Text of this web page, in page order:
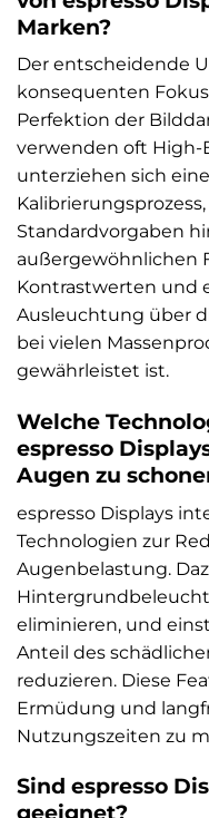
Marken?
Der entscheidende
konsequenten
Perfektion der
verwenden oft High-
unterziehen sich
Standardvorgaben
außergewöhnlichen
Kontrastwerten und
Ausleuchtung über
bei vielen
gewährleistet ist.
Welche
espresso
Augen zu
espresso Displays
Technologien zur
Augenbelastung.
eliminieren, und
Anteil des
reduzieren. Diese
Ermüdung und
Nutzungszeiten zu
Sind espresso